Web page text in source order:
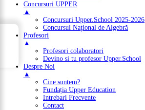
Concursuri UPPER
▲
Concursuri Upper.School 2025-2026
Concursul Național de Algebră
Profesori
▲
Profesori colaboratori
Devino si tu profesor Upper.School
Despre Noi
▲
Cine suntem?
Fundația Upper Education
Intrebari Frecvente
Contact